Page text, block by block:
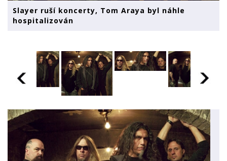
Slayer ruší koncerty, Tom Araya byl náhle
hospitalizován